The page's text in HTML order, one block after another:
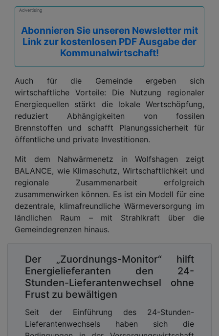
Advertising
Abonnieren Sie unseren Newsletter mit
Link zur kostenlosen PDF Ausgabe der
Kommunalwirtschaft!
Auch für die Gemeinde ergeben sich
wirtschaftliche Vorteile: Die Nutzung regionaler
Energiequellen stärkt die lokale Wertschöpfung,
reduziert Abhängigkeiten von fossilen
Brennstoffen und schafft Planungssicherheit für
öffentliche und private Investitionen.
Mit dem Nahwärmenetz in Wolfshagen zeigt
BALANCE, wie Klimaschutz, Wirtschaftlichkeit und
regionale Zusammenarbeit erfolgreich
zusammenwirken können. Es ist ein Modell für eine
dezentrale, klimafreundliche Wärmeversorgung im
ländlichen Raum – mit Strahlkraft über die
Gemeindegrenzen hinaus.
Der „Zuordnungs-Monitor“ hilft
Energielieferanten den 24-
Stunden-Lieferantenwechsel ohne
Frust zu bewältigen
Seit der Einführung des 24-Stunden-
Lieferantenwechsels haben sich die